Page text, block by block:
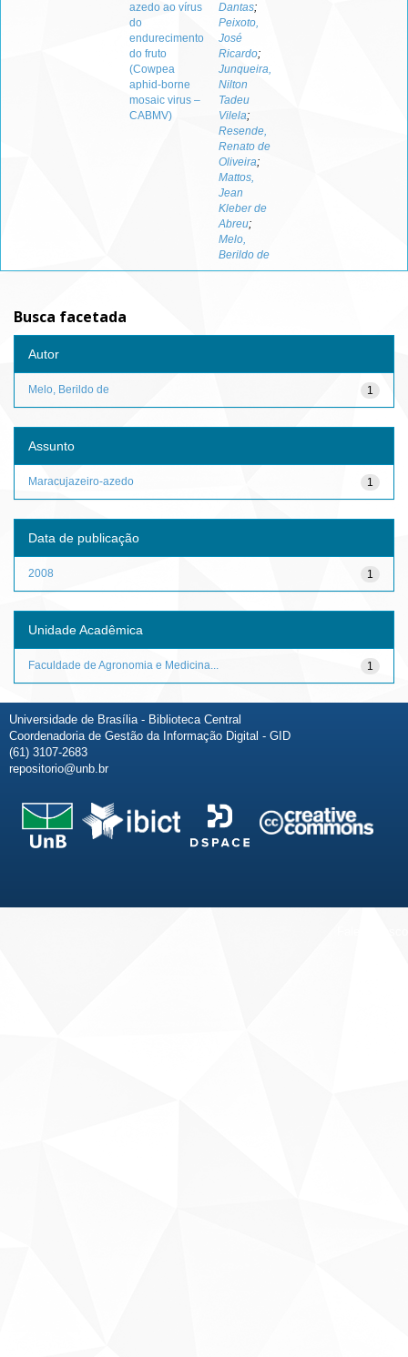
azedo ao vírus
do
endurecimento
do fruto
(Cowpea
aphid-borne
mosaic virus –
CABMV)
Dantas;
Peixoto,
José
Ricardo;
Junqueira,
Nilton
Tadeu
Vilela;
Resende,
Renato de
Oliveira;
Mattos,
Jean
Kleber de
Abreu;
Melo,
Berildo de
Busca facetada
Autor
1
Melo, Berildo de
Assunto
1
Maracujazeiro-azedo
Data de publicação
1
2008
Unidade Acadêmica
1
Faculdade de Agronomia e Medicina...
Universidade de Brasília - Biblioteca Central
Coordenadoria de Gestão da Informação Digital - GID
(61) 3107-2683
repositorio@unb.br